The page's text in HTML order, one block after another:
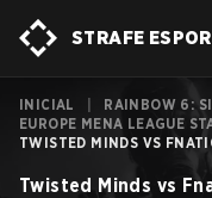
STRAFE
INICIAL RAINBOW 6:
EUROPE MENA LEAGUE
TWISTED MINDS VS
Twisted Minds vs